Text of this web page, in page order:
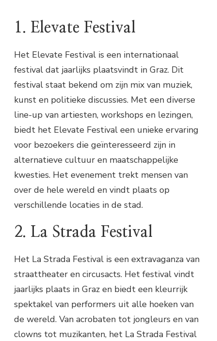
1. Elevate Festival
Het Elevate Festival is een internationaal
festival dat jaarlijks plaatsvindt in Graz. Dit
festival staat bekend om zijn mix van muziek,
kunst en politieke discussies. Met een diverse
line-up van artiesten, workshops en lezingen,
biedt het Elevate Festival een unieke ervaring
voor bezoekers die geïnteresseerd zijn in
alternatieve cultuur en maatschappelijke
kwesties. Het evenement trekt mensen van
over de hele wereld en vindt plaats op
verschillende locaties in de stad.
2. La Strada Festival
Het La Strada Festival is een extravaganza van
straattheater en circusacts. Het festival vindt
jaarlijks plaats in Graz en biedt een kleurrijk
spektakel van performers uit alle hoeken van
de wereld. Van acrobaten tot jongleurs en van
clowns tot muzikanten, het La Strada Festival